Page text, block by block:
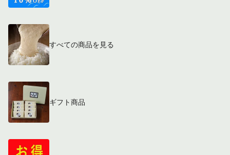
すべての商品を見る
ギフト商品